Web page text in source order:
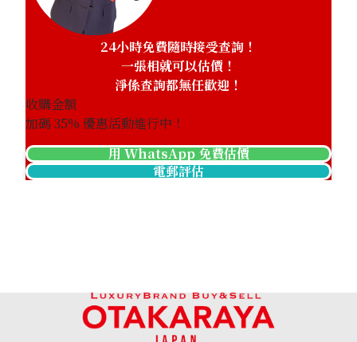
24小時免費隨時接受查詢！
一張相就可以估價！
淨係查詢都無任歡迎！
收購金額
加碼35% 優惠活動進行中！
用 WhatsApp 免費估價
電郵評估